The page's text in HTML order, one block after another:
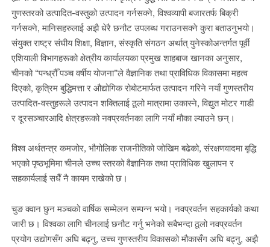
गुणस्तरको उत्पादित-वस्तुको उत्पादन गर्नसक्ने, विश्वव्यापी बजारतर्फ बिक्री
गर्नसक्ने, मानिसहरुलाई अझै धेरै छनौट उपलब्ध गराउनसक्ने कुरा बताउनुभयो।
संयुक्त राष्ट्र संघीय शिक्षा, विज्ञान, संस्कृति संगठन अर्थात् युनेस्कोअन्तर्गत पूर्वी
एशियाली विभागहरूको क्षेत्रीय कार्यालयका प्रमुख शाहबाज खानका अनुसार,
चीनको “पन्ध्रौँ पञ्च वर्षीय योजना”ले वैज्ञानिक तथा प्राविधिक विकासमा महत्व
दिएको, कृत्रिम बुद्धिमत्ता र औद्योगिक रोबोटमार्फत उत्पादन गरिने नयाँ गुणस्तरीय
उत्पादित-वस्तुहरूले उत्पादन शक्तिलाई ठूलो मात्रामा उकास्ने, विद्युत मोटर गाडी
र दूरसञ्चारआदि क्षेत्रहरूको नवप्रवर्तनका लागि नयाँ मौका ल्याउने छन्।
विश्व अर्थतन्त्र कमजोर, भौगोलिक राजनीतिको जोखिम बढेको, संरक्षणवादमा बृद्धि
भएको पृष्ठभूमिमा चीनले उच्च स्तरको वैज्ञानिक तथा प्राविधिक खुलापन र
सहकार्यलाई सधैँ नै कायम राखेको छ।
चुङ क्वान छुन मञ्चको वार्षिक सम्मेलन सम्पन्न भयो। नवप्रवर्तन सहकार्यको कथा
जारी छ। विश्वका लागि चीनलाई छनौट गर्नु भनेको सबैभन्दा ठूलो नवप्रवर्तन
प्रयोग उद्योगसँग अघि बढ्नु, उच्च गुणस्तरीय विकासको मौकासँग अघि बढ्नु, अझै